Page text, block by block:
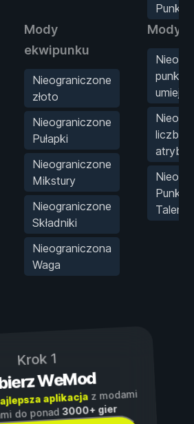
Mody
ekwipunku
Nieograniczone
złoto
Nieograniczone
Pułapki
Nieograniczone
Mikstury
Nieograniczone
Składniki
Nieograniczona
Waga
Mody
punkty
liczba
Punkty
Krok 1
WeMod
aplikacjaz modami
do ponad3000+ gier